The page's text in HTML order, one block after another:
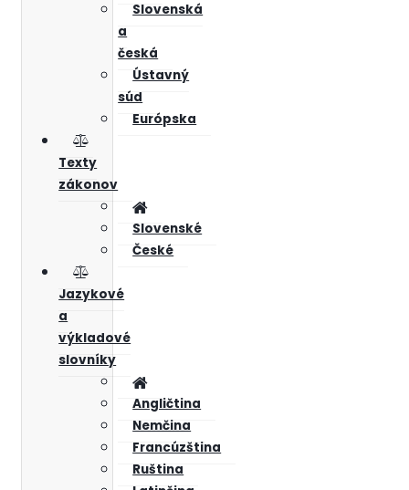
Slovenská
a
česká
Ústavný
súd
Európska
Texty
zákonov
Slovenské
České
Jazykové
a
výkladové
slovníky
Angličtina
Nemčina
Francúzština
Ruština